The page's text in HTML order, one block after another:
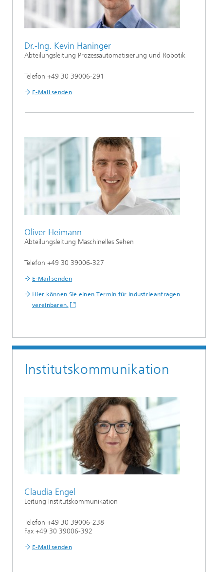
Dr.-Ing. Kevin Haninger
Abteilungsleitung Prozessautomatisierung und Robotik
Telefon +49 30 39006-291
E-Mail senden
Oliver Heimann
Abteilungsleitung Maschinelles Sehen
Telefon +49 30 39006-327
E-Mail senden
Hier können Sie einen Termin für Industrieanfragen
vereinbaren.
Institutskommunikation
Claudia Engel
Leitung Institutskommunikation
Telefon +49 30 39006-238
Fax +49 30 39006-392
E-Mail senden